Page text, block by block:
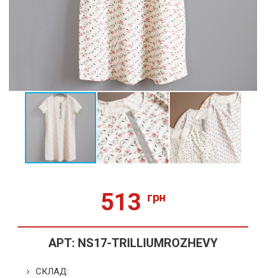
513 грн
АРТ: NS17-TRILLIUMROZHEVY
СКЛАД: